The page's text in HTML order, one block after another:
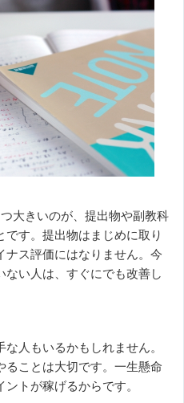
大きいのが、提出物や副教科
す。提出物はまじめに取り
ナス評価にはなりません。今
い人は、すぐにでも改善し
人もいるかもしれません。
ることは大切です。一生懸命
トが稼げるからです。